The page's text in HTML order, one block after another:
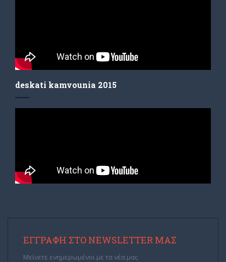
deskati kamvounia 2015
ΕΓΓΡΑΦΉ ΣΤΟ NEWSLETTER ΜΑΣ
Μείνετε ενημερωμένοι με τα νέα μας